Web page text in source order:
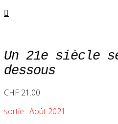
Un 21e siècle
dessous
CHF 21.00
sortie : Août 2021